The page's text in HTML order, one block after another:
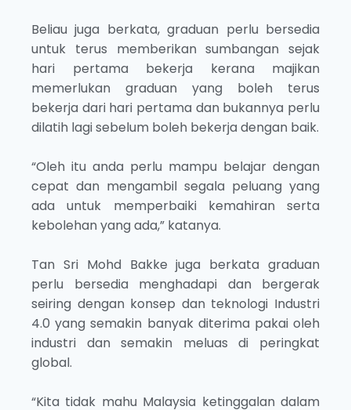
Beliau juga berkata, graduan perlu bersedia
untuk terus memberikan sumbangan sejak
hari pertama bekerja kerana majikan
memerlukan graduan yang boleh terus
bekerja dari hari pertama dan bukannya perlu
dilatih lagi sebelum boleh bekerja dengan baik.
“Oleh itu anda perlu mampu belajar dengan
cepat dan mengambil segala peluang yang
ada untuk memperbaiki kemahiran serta
kebolehan yang ada,” katanya.
Tan Sri Mohd Bakke juga berkata graduan
perlu bersedia menghadapi dan bergerak
seiring dengan konsep dan teknologi Industri
4.0 yang semakin banyak diterima pakai oleh
industri dan semakin meluas di peringkat
global.
“Kita tidak mahu Malaysia ketinggalan dalam